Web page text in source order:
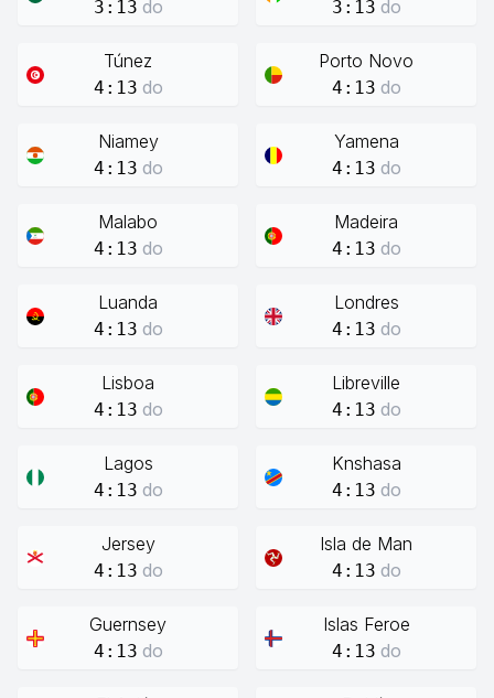
3:13 do 3:13 do
Túnez
4:13 do
Porto Novo
4:13 do
Niamey
4:13 do
Yamena
4:13 do
Malabo
4:13 do
Madeira
4:13 do
Luanda
4:13 do
Londres
4:13 do
Lisboa
4:13 do
Libreville
4:13 do
Lagos
4:13 do
Knshasa
4:13 do
Jersey
4:13 do
Isla de Man
4:13 do
Guernsey
4:13 do
Islas Feroe
4:13 do